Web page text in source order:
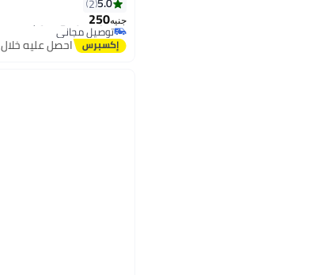
جنيه250
#7 في عروض وألعاب الحفلات
أقل سعر في 7 يوم
توصيل مجاني
#7 في عروض وألعاب الحفلات احصل عليه خلال